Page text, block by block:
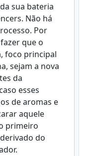
sua bateria
Não há
Por
que o
foco principal
sejam a nova
da
esses
de aromas e
aquele
primeiro
do